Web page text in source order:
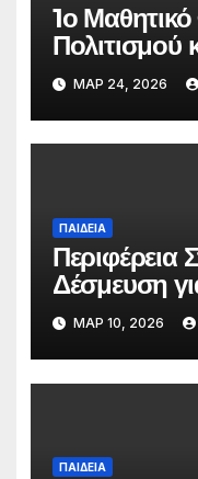
1ο
Πολιτισμού
Οικονομίας
Μουσείο
ΜΑΡ 24, 2026
ΠΑΙΔΕΙΑ
Περιφέρεια
Δέσμευση
με αφορμή
Ημέρα κατά
ΜΑΡ 10, 2026
ΠΑΙΔΕΙΑ